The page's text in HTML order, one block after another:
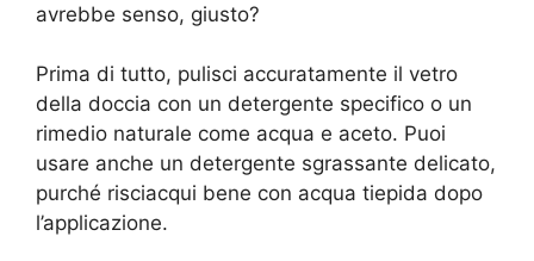
avrebbe senso, giusto?
Prima di tutto, pulisci accuratamente il vetro
della doccia con un detergente specifico o un
rimedio naturale come acqua e aceto. Puoi
usare anche un detergente sgrassante delicato,
purché risciacqui bene con acqua tiepida dopo
l’applicazione.